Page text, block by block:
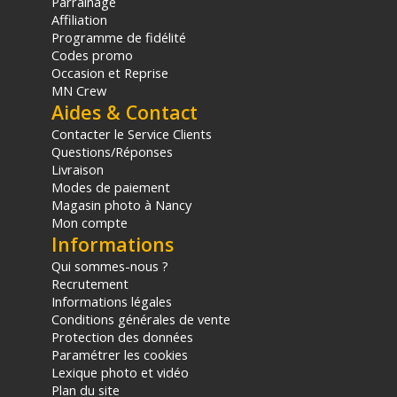
Type de stockage : BYOD (Apportez votre disque personnel)
Stockage externe : Disques USB
Format de stockage externe : Systèmes de fichiers ExFAT
(Windows/Mac) ou HFS+ (Mac).
Affichages
Normes de la sortie de monitoring HDMI : 1080p50,
1080p59.94, 1080p60.
Affichages de la sortie de monitoring : Nom de l’appareil,
capacité et utilisation du stockage, état de la synchronisation
du Cloud, activité de l’utilisateur, état du hardware,
topogramme de mémoire, graphiques du débit réseau.
Contrôle de périphérique
Contrôle externe: USB-C ou Ethernet pour les mises à jour du
logiciel et la configuration.
Logiciel
Logiciel inclus : Utilitaire Blackmagic Cloud Setup, Blackmagic
Proxy Generator Lite, Mise à jour du logiciel interne avec le
Blackmagic Cloud Setup via le port USB-C
Affiliation
Programme de fidélité
Codes promo
Occasion et Reprise
MN Crew
Aides & Contact
Contacter le Service Clients
Questions/Réponses
Livraison
Modes de paiement
Magasin photo à Nancy
Mon compte
Informations
Qui sommes-nous ?
Recrutement
Informations légales
Conditions générales de vente
Protection des données
Paramétrer les cookies
Lexique photo et vidéo
Plan du site